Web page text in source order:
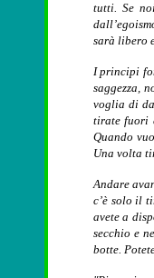
tutti. Se
sarà libero
I principi
saggezza,
voglia di
tirate fuori
Quando
Una volta
Andare
c’è solo il
avete a
secchio e
botte.